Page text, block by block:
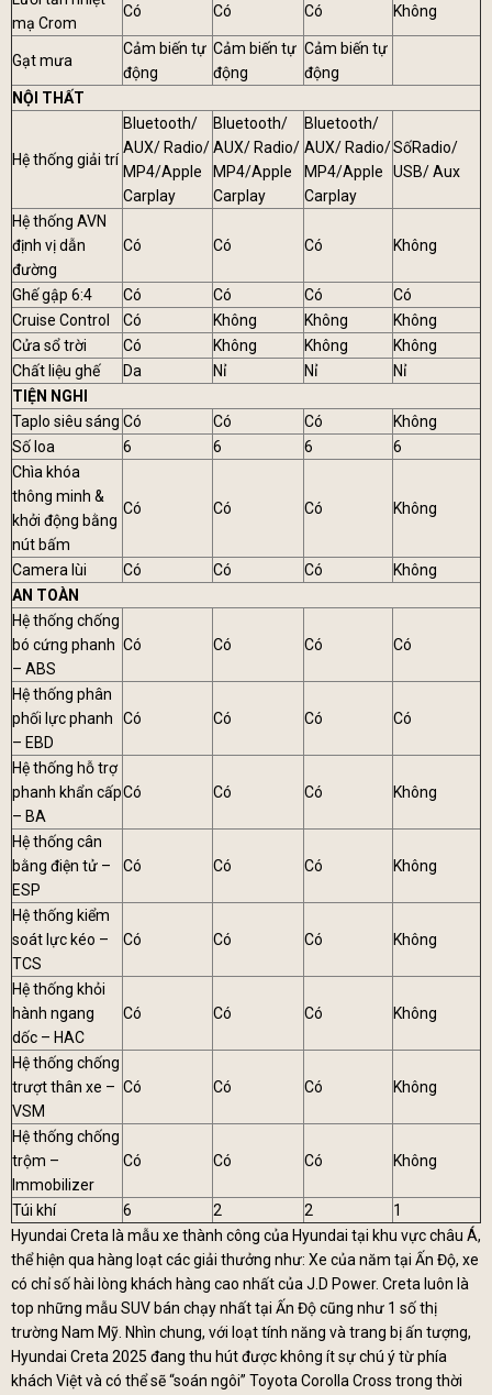
mạ Crom
Có Có Có Không
Gạt mưa
Cảm biến tự
động
Cảm biến tự
động
Cảm biến tự
động
NỘI THẤT
Hệ thống giải trí
Bluetooth/
AUX/ Radio/
MP4/Apple
Carplay
Bluetooth/
AUX/ Radio/
MP4/Apple
Carplay
Bluetooth/
AUX/ Radio/
MP4/Apple
Carplay
SốRadio/
USB/ Aux
Hệ thống AVN
định vị dẫn
đường
Có Có Có Không
Ghế gập 6:4 Có Có Có
Có
Cruise Control
Có Không Không
Không
Cửa sổ trời
Có Không Không
Không
Chất liệu ghế
Da Nỉ Nỉ
Nỉ
TIỆN NGHI
Taplo siêu sáng Có Có Có
Không
Số loa
6 6 6
6
Chìa khóa
thông minh &
khởi động bằng
nút bấm
Có Có Có Không
Camera lùi Có Có Có
Không
AN TOÀN
Hệ thống chống
bó cứng phanh
– ABS
Có Có Có Có
Hệ thống phân
phối lực phanh
– EBD
Có Có Có Có
Hệ thống hỗ trợ
phanh khẩn cấp
– BA
Có Có Có Không
Hệ thống cân
bằng điện tử –
ESP
Có Có Có Không
Hệ thống kiểm
soát lực kéo –
TCS
Có Có Có Không
Hệ thống khỏi
hành ngang
dốc – HAC
Có Có Có Không
Hệ thống chống
trượt thân xe –
VSM
Có Có Có Không
Hệ thống chống
trộm –
Immobilizer
Có Có Có Không
Túi khí 6 2 2
1
Hyundai Creta là mẫu xe thành công của Hyundai tại khu vực châu Á,
thể hiện qua hàng loạt các giải thưởng như: Xe của năm tại Ấn Độ, xe
có chỉ số hài lòng khách hàng cao nhất của J.D Power. Creta luôn là
top những mẫu SUV bán chạy nhất tại Ấn Độ cũng như 1 số thị
trường Nam Mỹ. Nhìn chung, với loạt tính năng và trang bị ấn tượng,
Hyundai Creta 2025 đang thu hút được không ít sự chú ý từ phía
khách Việt và có thể sẽ “soán ngôi” Toyota Corolla Cross trong thời